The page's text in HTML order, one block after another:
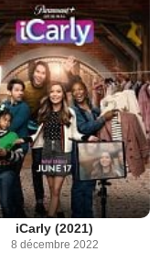
iCarly (2021)
8 décembre 2022